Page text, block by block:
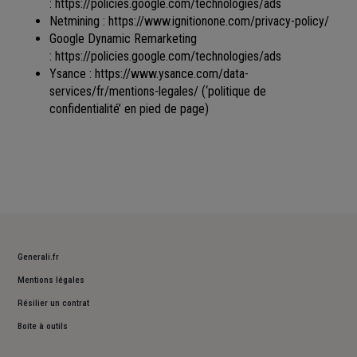
: https://policies.google.com/technologies/ads
Netmining : https://www.ignitionone.com/privacy-policy/
Google Dynamic Remarketing
: https://policies.google.com/technologies/ads
Ysance : https://www.ysance.com/data-
services/fr/mentions-legales/ (‘politique de
confidentialité’ en pied de page)
Generali.fr
Mentions légales
Résilier un contrat
Boite à outils